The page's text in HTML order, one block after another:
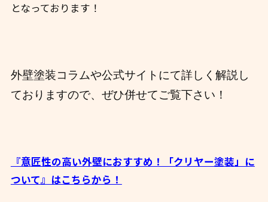
となっております！
外壁塗装コラムや公式サイトにて詳しく解説し
ておりますので、ぜひ併せてご覧下さい！
『意匠性の高い外壁におすすめ！「クリヤー塗装」に
ついて』はこちらから！